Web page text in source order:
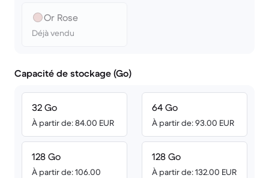
Or Rose
Déjà vendu
Capacité de stockage (Go)
32 Go
À partir de: 84.00 EUR
128 Go
À partir de: 106.00
64 Go
À partir de: 93.00 EUR
128 Go
À partir de: 132.00 EUR